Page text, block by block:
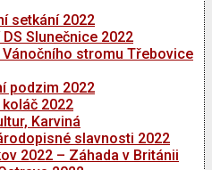
setkání 2022
Slunečnice 2022
stromu Třebovice
podzim 2022
2022
Karviná
slavnosti 2022
2022 – Záhada v Británii